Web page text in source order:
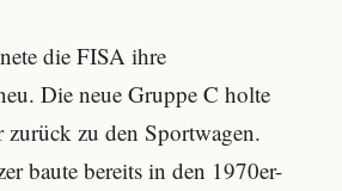
die FISA ihre
Die neue Gruppe C holte
zurück zu den Sportwagen.
baute bereits in den 1970er-